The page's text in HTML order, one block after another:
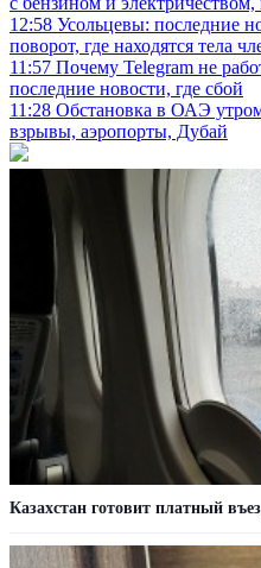
12:58 Усольцевы: последние
поворот, где находятся тела
11:57 Почему Telegram не
последние новости, где сбой
11:28 Обстановка в ОАЭ
взрывы, аэропорты, Дубай
Казахстан готовит платный